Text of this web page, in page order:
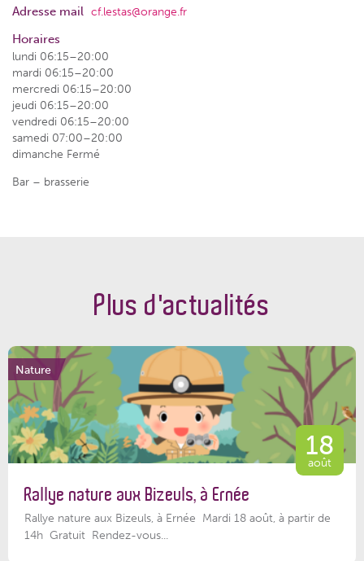
Adresse mail cf.lestas@orange.fr
Horaires
lundi 06:15–20:00
mardi 06:15–20:00
mercredi 06:15–20:00
jeudi 06:15–20:00
vendredi 06:15–20:00
samedi 07:00–20:00
dimanche Fermé
Bar – brasserie
Plus d'actualités
Nature
18
août
Rallye nature aux Bizeuls, à Ernée
Rallye nature aux Bizeuls, à Ernée Mardi 18 août, à partir de
14h Gratuit Rendez-vous...